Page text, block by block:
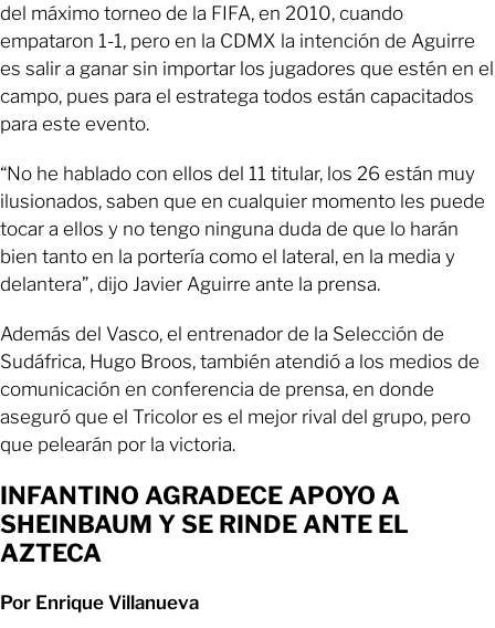
del máximo torneo de la FIFA, en 2010, cuando
empataron 1-1, pero en la CDMX la intención de Aguirre
es salir a ganar sin importar los jugadores que estén en el
campo, pues para el estratega todos están capacitados
para este evento.
“No he hablado con ellos del 11 titular, los 26 están muy
ilusionados, saben que en cualquier momento les puede
tocar a ellos y no tengo ninguna duda de que lo harán
bien tanto en la portería como el lateral, en la media y
delantera”, dijo Javier Aguirre ante la prensa.
Además del Vasco, el entrenador de la Selección de
Sudáfrica, Hugo Broos, también atendió a los medios de
comunicación en conferencia de prensa, en donde
aseguró que el Tricolor es el mejor rival del grupo, pero
que pelearán por la victoria.
INFANTINO AGRADECE APOYO A
SHEINBAUM Y SE RINDE ANTE EL
AZTECA
Por Enrique Villanueva